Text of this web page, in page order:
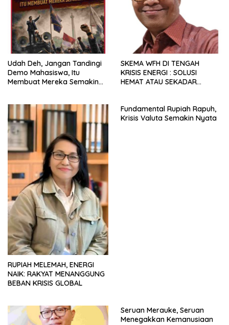
Udah Deh, Jangan Tandingi
Demo Mahasiswa, Itu
Membuat Mereka Semakin
SKEMA WFH DI TENGAH
KRISIS ENERGI : SOLUSI
HEMAT ATAU SEKADAR
RUPIAH MELEMAH, ENERGI
NAIK: RAKYAT MENANGGUNG
BEBAN KRISIS GLOBAL
Fundamental Rupiah Rapuh,
Krisis Valuta Semakin Nyata
Seruan Merauke, Seruan
Menegakkan Kemanusiaan